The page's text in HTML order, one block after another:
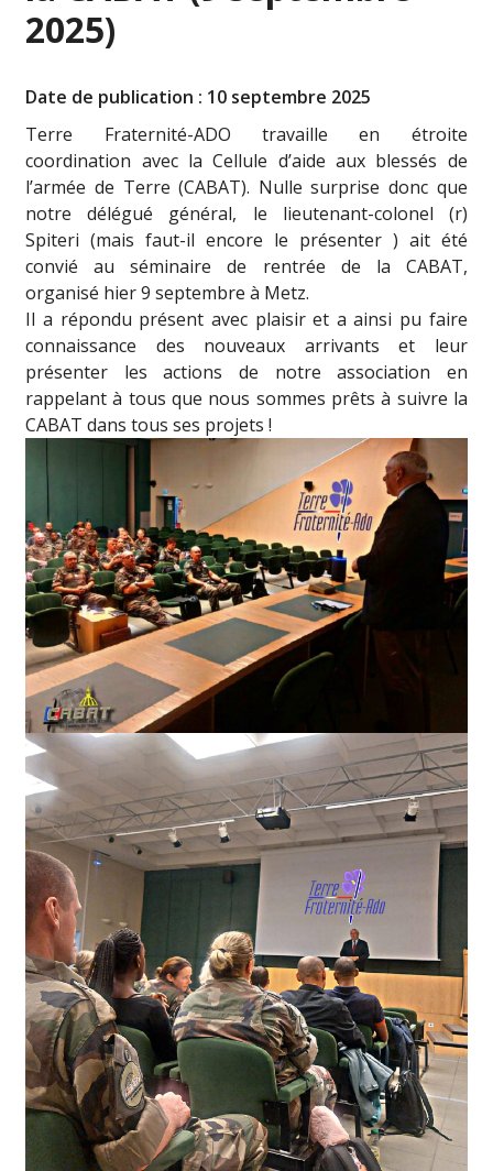
2025)
Date de publication : 10 septembre 2025
Terre Fraternité-ADO travaille en étroite
coordination avec la Cellule d’aide aux blessés de
l’armée de Terre (CABAT). Nulle surprise donc que
notre délégué général, le lieutenant-colonel (r)
Spiteri (mais faut-il encore le présenter ) ait été
convié au séminaire de rentrée de la CABAT,
organisé hier 9 septembre à Metz.
Il a répondu présent avec plaisir et a ainsi pu faire
connaissance des nouveaux arrivants et leur
présenter les actions de notre association en
rappelant à tous que nous sommes prêts à suivre la
CABAT dans tous ses projets !